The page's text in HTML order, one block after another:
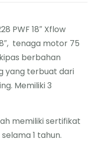
PWF 18″ Xflow
tenaga motor 75
berbahan
yang terbuat dari
Memiliki 3
memiliki sertifikat
1 tahun.